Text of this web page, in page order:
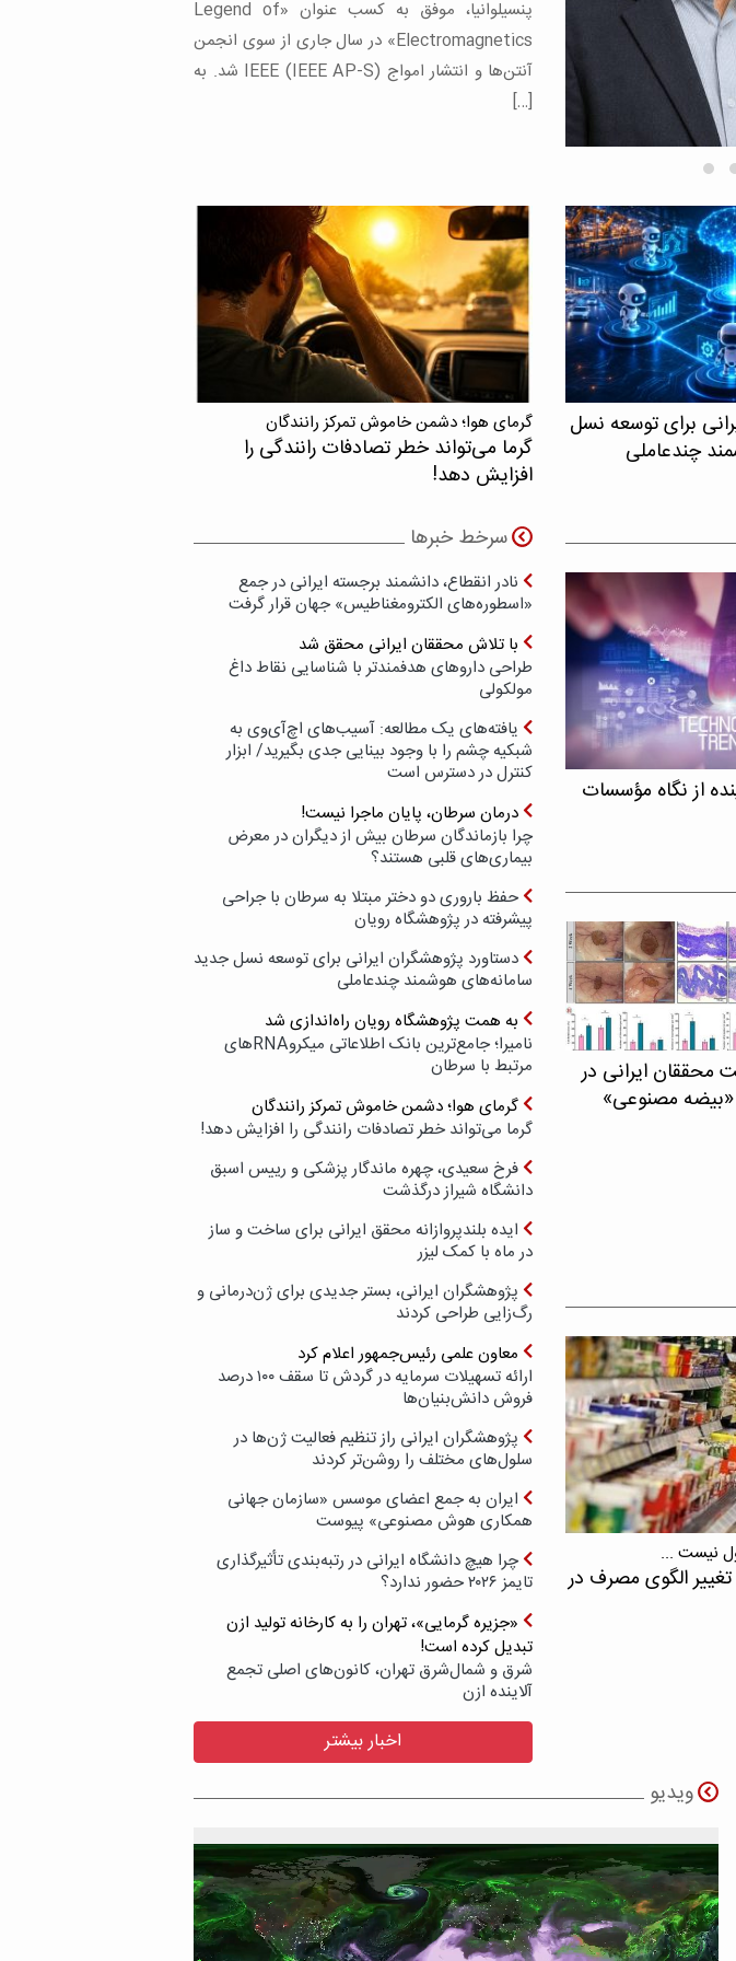
می‌تواند مسیر طراحی داروهای دقیق‌تر و کم‌عارضه‌تر را
برای […]
برای توسعه نسل
چندعاملی
گرمای هوا؛ دشمن خاموش تمرکز رانندگان
گرما می‌تواند خطر تصادفات رانندگی را
افزایش دهد!
از نگاه مؤسسات
محققان ایرانی در
«بیضه مصنوعی»
نیست ...
الگوی مصرف در
سرخط خبرها
نادر انقطاع، دانشمند برجسته ایرانی در جمع
«اسطوره‌های الکترومغناطیس» جهان قرار گرفت
با تلاش محققان ایرانی محقق شد
طراحی داروهای هدفمندتر با شناسایی نقاط داغ
مولکولی
یافته‌های یک مطالعه: آسیب‌های اچ‌آی‌وی به
شبکیه چشم را با وجود بینایی جدی بگیرید/ ابزار
کنترل در دسترس است
درمان سرطان، پایان ماجرا نیست!
چرا بازماندگان سرطان بیش از دیگران در معرض
بیماری‌های قلبی هستند؟
حفظ باروری دو دختر مبتلا به سرطان با جراحی
پیشرفته در پژوهشگاه رویان
دستاورد پژوهشگران ایرانی برای توسعه نسل جدید
سامانه‌های هوشمند چندعاملی
به همت پژوهشگاه رویان راه‌اندازی شد
نامیرا؛ جامع‌ترین بانک اطلاعاتی میکروRNAهای
مرتبط با سرطان
گرمای هوا؛ دشمن خاموش تمرکز رانندگان
گرما می‌تواند خطر تصادفات رانندگی را افزایش دهد!
فرخ سعیدی، چهره ماندگار پزشکی و رییس اسبق
دانشگاه شیراز درگذشت
ایده بلندپروازانه محقق ایرانی برای ساخت و ساز
در ماه با کمک لیزر
پژوهشگران ایرانی، بستر جدیدی برای ژن‌درمانی و
رگ‌زایی طراحی کردند
معاون علمی رئیس‌جمهور اعلام کرد
ارائه تسهیلات سرمایه در گردش تا سقف ۱۰۰ درصد
فروش دانش‌بنیان‌ها
پژوهشگران ایرانی راز تنظیم فعالیت ژن‌ها در
سلول‌های مختلف را روشن‌تر کردند
ایران به جمع اعضای موسس «سازمان جهانی
همکاری هوش مصنوعی» پیوست
چرا هیچ دانشگاه ایرانی در رتبه‌بندی تأثیرگذاری
تایمز ۲۰۲۶ حضور ندارد؟
«جزیره گرمایی»، تهران را به کارخانه تولید ازن
تبدیل کرده است!
شرق و شمال‌شرق تهران، کانون‌های اصلی تجمع
آلاینده ازن
اخبار بیشتر
ویدیو